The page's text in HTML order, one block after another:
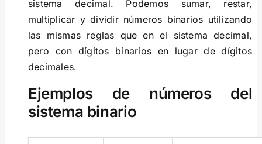
sistema decimal. Podemos sumar, restar,
multiplicar y dividir números binarios utilizando
las mismas reglas que en el sistema decimal,
pero con dígitos binarios en lugar de dígitos
decimales.
Ejemplos de números del
sistema binario